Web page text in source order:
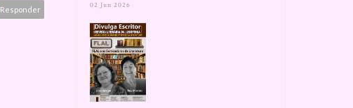
Responder 02 Jun 2026